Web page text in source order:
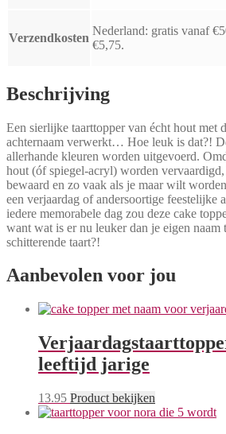
Verzendkosten
Nederland: gratis vanaf
€5,75.
Beschrijving
Een sierlijke taarttopper van écht hout met
achternaam verwerkt… Hoe leuk is dat?!
allerhande kleuren worden uitgevoerd.
hout (óf spiegel-acryl) worden
bewaard en zo vaak als je maar wilt
een verjaardag of andersoortige feestelijke
iedere memorabele dag zou deze cake
want wat is er nu leuker dan je eigen naam
schitterende taart?!
Aanbevolen voor jou
leeftijd jarige
13.95 Product bekijken